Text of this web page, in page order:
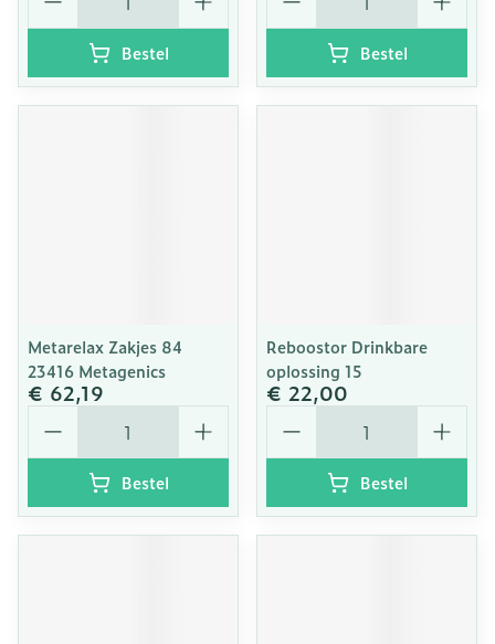
Bestel Bestel
Metarelax Zakjes 84
23416 Metagenics
€ 62,19
Aantal
Bestel
Reboostor Drinkbare
oplossing 15
€ 22,00
Aantal
Bestel